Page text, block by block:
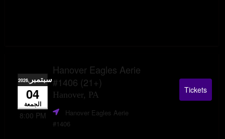
Hanover Eagles Aerie
#1406 (21+)
Hanover, PA
سبتمبر ,2026
04
الجمعة
8:00 PM
Hanover Eagles Aerie
#1406
Tickets